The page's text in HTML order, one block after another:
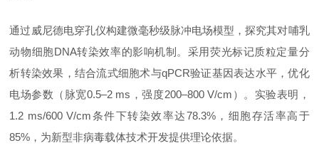
通过威尼德电穿孔仪构建微毫秒级脉冲电场模型，探究其对哺乳
动物细胞DNA转染效率的影响机制。采用荧光标记质粒定量分
析转染效果，结合流式细胞术与qPCR验证基因表达水平，优化
电场参数（脉宽0.5–2 ms，强度200–800 V/cm）。实验表明，
1.2 ms/600 V/cm条件下转染效率达78.3%，细胞存活率高于
85%，为新型非病毒载体技术开发提供理论依据。